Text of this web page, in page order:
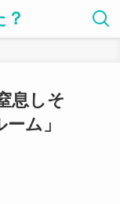
息しそ
ム」